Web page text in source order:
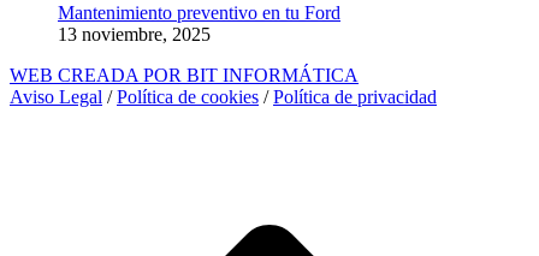
Mantenimiento preventivo en tu Ford
13 noviembre, 2025
WEB CREADA POR BIT INFORMÁTICA
Aviso Legal /Política de cookies /Política de privacidad